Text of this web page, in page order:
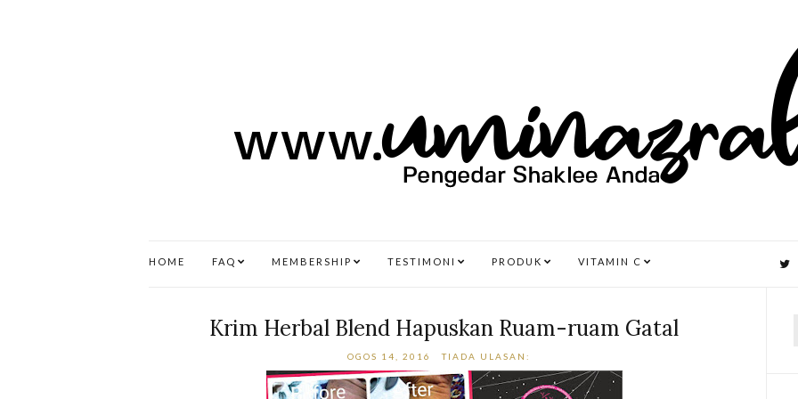
HOME FAQ MEMBERSHIP TESTIMONI PRODUK VITAMIN C
Krim Herbal Blend Hapuskan Ruam-ruam Gatal
OGOS 14, 2016 TIADA ULASAN: